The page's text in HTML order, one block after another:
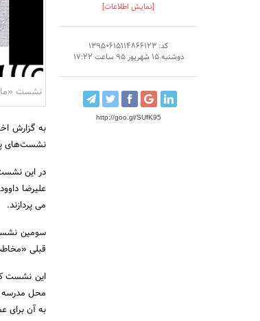
[نمایش اطلاعات]
کد: 13950615114866123
دوشنبه 15 شهریور 95 ساعت 17:22
http://goo.gl/SUfK95
نشست
به گزارش
نشست‌های
در این
علیرضا
می پردازند.
سومین
قبلی
به آن برای